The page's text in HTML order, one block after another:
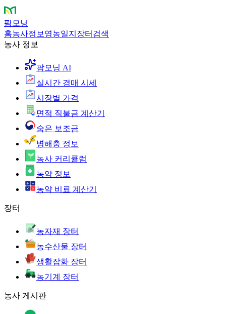
팜모닝
홈농사정보 영농일지 장터 검색
농사 정보
팜모닝 AI
실시간 경매 시세
시장별 가격
면적 직불금 계산기
숨은 보조금
병해충 정보
농사 커리큘럼
농약 정보
농약 비료 계산기
장터
농자재 장터
농수산물 장터
생활잡화 장터
농기계 장터
농사 게시판